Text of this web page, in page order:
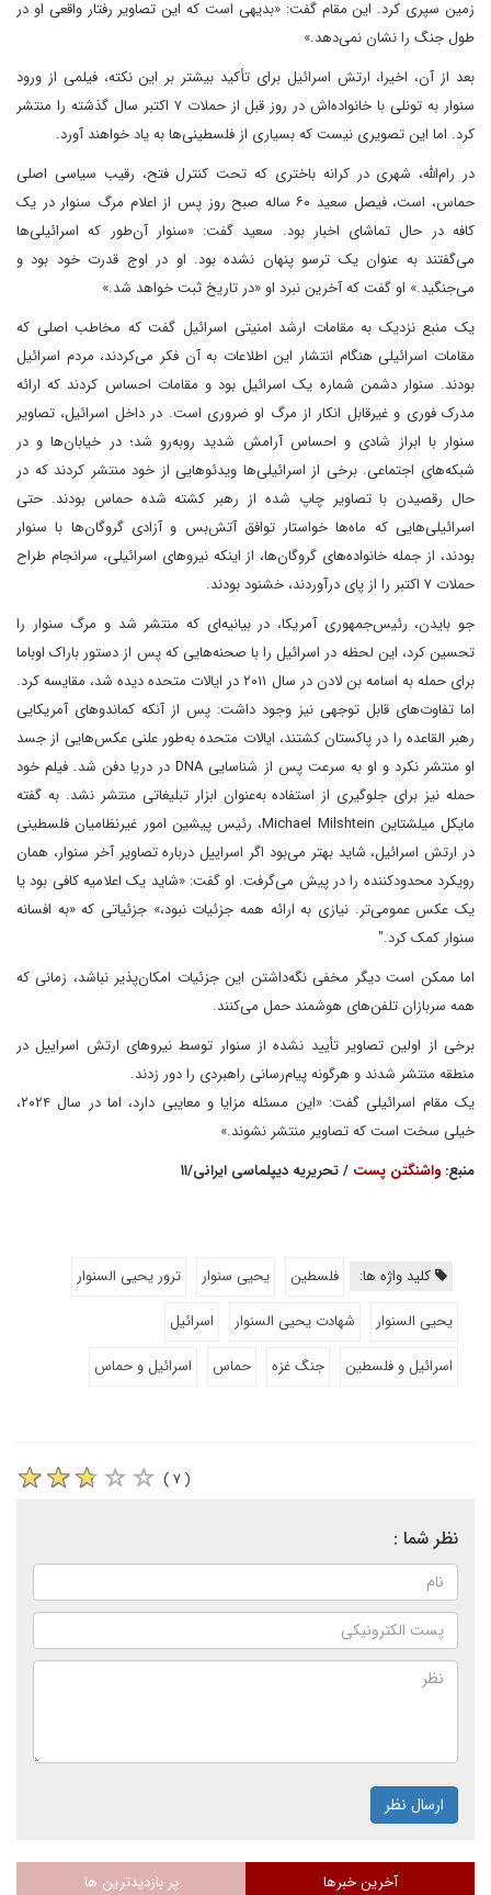
زمین سپری کرد. این مقام گفت: «بدیهی است که این تصاویر رفتار واقعی او در
طول جنگ را نشان نمی‌دهد.»
بعد از آن، اخیرا، ارتش اسرائیل برای تأکید بیشتر بر این نکته، فیلمی از ورود
سنوار به تونلی با خانواده‌اش در روز قبل از حملات ۷ اکتبر سال گذشته را منتشر
کرد. اما این تصویری نیست که بسیاری از فلسطینی‌ها به یاد خواهند آورد.
در رام‌الله، شهری در کرانه باختری که تحت کنترل فتح، رقیب سیاسی اصلی
حماس، است، فیصل سعید ۶۰ ساله صبح روز پس از اعلام مرگ سنوار در یک
کافه در حال تماشای اخبار بود. سعید گفت: «سنوار آن‌طور که اسرائیلی‌ها
می‌گفتند به عنوان یک ترسو پنهان نشده بود. او در اوج قدرت خود بود و
می‌جنگید.» او گفت که آخرین نبرد او «در تاریخ ثبت خواهد شد.»
یک منبع نزدیک به مقامات ارشد امنیتی اسرائیل گفت که مخاطب اصلی که
مقامات اسرائیلی هنگام انتشار این اطلاعات به آن فکر می‌کردند، مردم اسرائیل
بودند. سنوار دشمن شماره یک اسرائیل بود و مقامات احساس کردند که ارائه
مدرک فوری و غیرقابل انکار از مرگ او ضروری است. در داخل اسرائیل، تصاویر
سنوار با ابراز شادی و احساس آرامش شدید روبه‌رو شد؛ در خیابان‌ها و در
شبکه‌های اجتماعی. برخی از اسرائیلی‌ها ویدئوهایی از خود منتشر کردند که در
حال رقصیدن با تصاویر چاپ شده از رهبر کشته شده حماس بودند. حتی
اسرائیلی‌هایی که ماه‌ها خواستار توافق آتش‌بس و آزادی گروگان‌ها با سنوار
بودند، از جمله خانواده‌های گروگان‌ها، از اینکه نیروهای اسرائیلی، سرانجام طراح
حملات ۷ اکتبر را از پای درآوردند، خشنود بودند.
جو بایدن، رئیس‌جمهوری آمریکا، در بیانیه‌ای که منتشر شد و مرگ سنوار را
تحسین کرد، این لحظه در اسرائیل را با صحنه‌هایی که پس از دستور باراک اوباما
برای حمله به اسامه بن لادن در سال ۲۰۱۱ در ایالات متحده دیده شد، مقایسه کرد.
اما تفاوت‌های قابل توجهی نیز وجود داشت: پس از آنکه کماندوهای آمریکایی
رهبر القاعده را در پاکستان کشتند، ایالات متحده به‌طور علنی عکس‌هایی از جسد
او منتشر نکرد و او به سرعت پس از شناسایی DNA در دریا دفن شد. فیلم خود
حمله نیز برای جلوگیری از استفاده به‌عنوان ابزار تبلیغاتی منتشر نشد. به گفته
مایکل میلشتاین Michael Milshtein، رئیس پیشین امور غیرنظامیان فلسطینی
در ارتش اسرائیل، شاید بهتر می‌بود اگر اسراییل درباره تصاویر آخر سنوار، همان
رویکرد محدودکننده را در پیش می‌گرفت. او گفت: «شاید یک اعلامیه کافی بود یا
یک عکس عمومی‌تر. نیازی به ارائه همه جزئیات نبود،» جزئیاتی که «به افسانه
سنوار کمک کرد."
اما ممکن است دیگر مخفی نگه‌داشتن این جزئیات امکان‌پذیر نباشد، زمانی که
همه سربازان تلفن‌های هوشمند حمل می‌کنند.
برخی از اولین تصاویر تأیید نشده از سنوار توسط نیروهای ارتش اسراییل در
منطقه منتشر شدند و هرگونه پیام‌رسانی راهبردی را دور زدند.
یک مقام اسرائیلی گفت: «این مسئله مزایا و معایبی دارد، اما در سال ۲۰۲۴،
خیلی سخت است که تصاویر منتشر نشوند.»
منبع:واشنگتن پست / تحریریه دیپلماسی ایرانی/۱۱
کلید واژه ها: فلسطین یحیی سنوار
ترور یحیی السنوار
یحیی السنوار
شهادت یحیی السنوار
اسرائیل
اسرائیل و فلسطین
جنگ غزه حماس اسرائیل و حماس
( ۷ )
نظر شما :
ارسال نظر
آخرین خبرها پر بازدیدترین ها